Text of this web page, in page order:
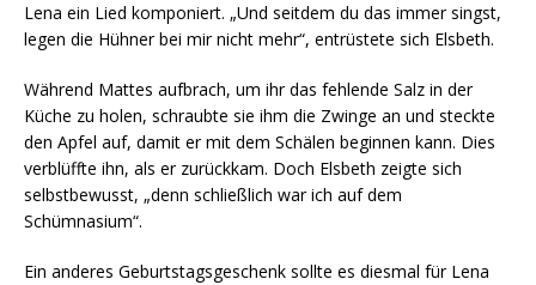
Lena ein Lied komponiert. „Und seitdem du das immer singst,
legen die Hühner bei mir nicht mehr“, entrüstete sich Elsbeth.
Während Mattes aufbrach, um ihr das fehlende Salz in der
Küche zu holen, schraubte sie ihm die Zwinge an und steckte
den Apfel auf, damit er mit dem Schälen beginnen kann. Dies
verblüffte ihn, als er zurückkam. Doch Elsbeth zeigte sich
selbstbewusst, „denn schließlich war ich auf dem
Schümnasium“.
Ein anderes Geburtstagsgeschenk sollte es diesmal für Lena